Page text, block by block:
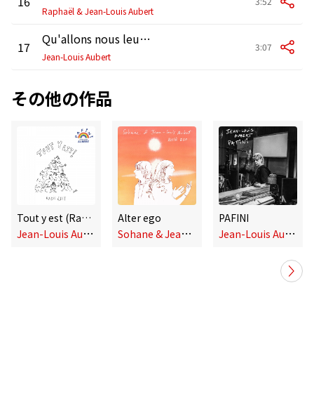
Raphaël & Jean-Louis Aubert
17 Qu'allons nous leur laisser ?
Jean-Louis Aubert
3:07
その他の作品
Tout y est (Radio Edit)
J
ean-Louis Aubert
Alter ego
S
ohane & Jean-Louis Aubert
PAFINI
J
ean-Louis Aubert